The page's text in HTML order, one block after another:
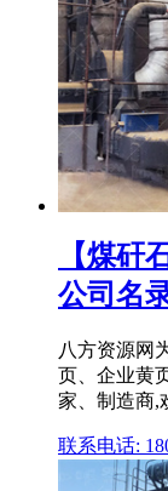
【煤矸
公司名
八方资源网
页、企业黄
家、制造商,
联系电话: